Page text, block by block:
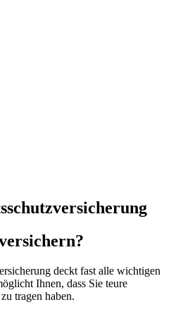
deckt fast alle wichtigen
Ihnen, dass Sie teure
tragen haben.